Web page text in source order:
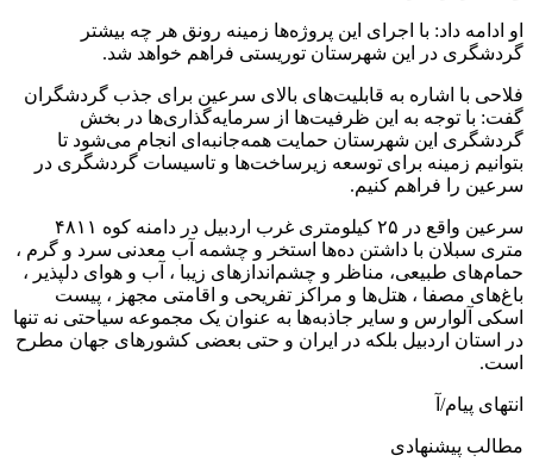
او ادامه داد: با اجرای این پروژه‌ها زمینه رونق هر چه بیشتر
گردشگری در این شهرستان توریستی فراهم خواهد شد.
فلاحی با اشاره به قابلیت‌های بالای سرعین برای جذب گردشگران
گفت: با توجه به این ظرفیت‌ها از سرمایه‌گذاری‌ها در بخش
گردشگری این شهرستان حمایت همه‌جانبه‌ای انجام می‌شود تا
بتوانیم زمینه برای توسعه زیرساخت‌ها و تاسیسات گردشگری در
سرعین را فراهم کنیم.
سرعین واقع در ۲۵ کیلومتری غرب اردبیل در دامنه کوه ۴۸۱۱
متری سبلان با داشتن ده‌ها استخر و چشمه آب معدنی سرد و گرم ،
حمام‌های طبیعی، مناظر و چشم‌اندازهای زیبا ، آب و هوای دلپذیر ،
باغ‌های مصفا ، هتل‌ها و مراکز تفریحی و اقامتی مجهز ، پیست
اسکی آلوارس و سایر جاذبه‌ها به عنوان یک مجموعه سیاحتی نه تنها
در استان اردبیل بلکه در ایران و حتی بعضی کشورهای جهان مطرح
است.
انتهای پیام/آ
مطالب پیشنهادی